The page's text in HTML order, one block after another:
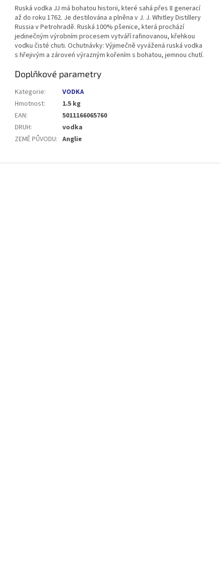
Ruská vodka JJ má bohatou historii, které sahá přes 8 generací
až do roku 1762. Je destilována a plněna v J. J. Whitley Distillery
Russia v Petrohradě. Ruská 100% pšenice, která prochází
jedinečným výrobním procesem vytváří rafinovanou, křehkou
vodku čisté chuti. Ochutnávky: Výjimečně vyvážená ruská vodka
s hřejivým a zároveń výrazným kořením s bohatou, jemnou chutí.
Doplňkové parametry
Kategorie:
VODKA
Hmotnost:
1.5 kg
EAN:
5011166065760
DRUH:
vodka
ZEMĚ PŮVODU: Anglie